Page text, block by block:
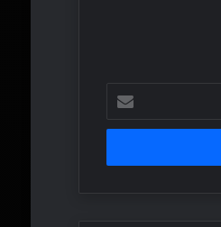
posta
adresinizi